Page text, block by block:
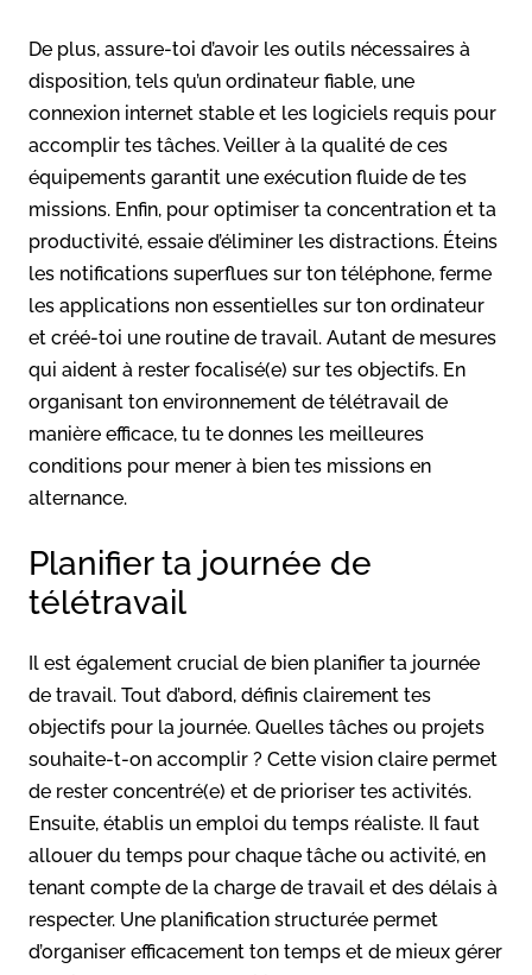
De plus, assure-toi d’avoir les outils nécessaires à
disposition, tels qu’un ordinateur fiable, une
connexion internet stable et les logiciels requis pour
accomplir tes tâches. Veiller à la qualité de ces
équipements garantit une exécution fluide de tes
missions. Enfin, pour optimiser ta concentration et ta
productivité, essaie d’éliminer les distractions. Éteins
les notifications superflues sur ton téléphone, ferme
les applications non essentielles sur ton ordinateur
et créé-toi une routine de travail. Autant de mesures
qui aident à rester focalisé(e) sur tes objectifs. En
organisant ton environnement de télétravail de
manière efficace, tu te donnes les meilleures
conditions pour mener à bien tes missions en
alternance.
Planifier ta journée de
télétravail
Il est également crucial de bien planifier ta journée
de travail. Tout d’abord, définis clairement tes
objectifs pour la journée. Quelles tâches ou projets
souhaite-t-on accomplir ? Cette vision claire permet
de rester concentré(e) et de prioriser tes activités.
Ensuite, établis un emploi du temps réaliste. Il faut
allouer du temps pour chaque tâche ou activité, en
tenant compte de la charge de travail et des délais à
respecter. Une planification structurée permet
d’organiser efficacement ton temps et de mieux gérer